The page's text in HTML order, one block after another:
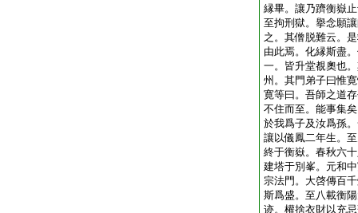
縁畢。讓乃躋衡嶽
至拘刑獄。擧念願
之。其僧脱難云。
由此焉。化縁斯盡
一。皆升堂覩奧也
州。其門弟子曰惟
寛等曰。吾師之道
不住而至。能事集
於我爲子及汝爲孫
讓以儀鳳二年生。
終于衡嶽。春秋六
建塔于別峯。元和
宗法門。大啓傳百
斯爲盛。至八載衡
迹。權捨衣財以充